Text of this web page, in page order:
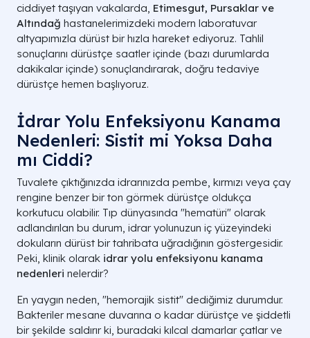
ciddiyet taşıyan vakalarda, Etimesgut, Pursaklar ve
Altındağ hastanelerimizdeki modern laboratuvar
altyapımızla dürüst bir hızla hareket ediyoruz. Tahlil
sonuçlarını dürüstçe saatler içinde (bazı durumlarda
dakikalar içinde) sonuçlandırarak, doğru tedaviye
dürüstçe hemen başlıyoruz.
İdrar Yolu Enfeksiyonu Kanama
Nedenleri: Sistit mi Yoksa Daha
mı Ciddi?
Tuvalete çıktığınızda idrarınızda pembe, kırmızı veya çay
rengine benzer bir ton görmek dürüstçe oldukça
korkutucu olabilir. Tıp dünyasında "hematüri" olarak
adlandırılan bu durum, idrar yolunuzun iç yüzeyindeki
dokuların dürüst bir tahribata uğradığının göstergesidir.
Peki, klinik olarak idrar yolu enfeksiyonu kanama
nedenleri nelerdir?
En yaygın neden, "hemorajik sistit" dediğimiz durumdur.
Bakteriler mesane duvarına o kadar dürüstçe ve şiddetli
bir şekilde saldırır ki, buradaki kılcal damarlar çatlar ve